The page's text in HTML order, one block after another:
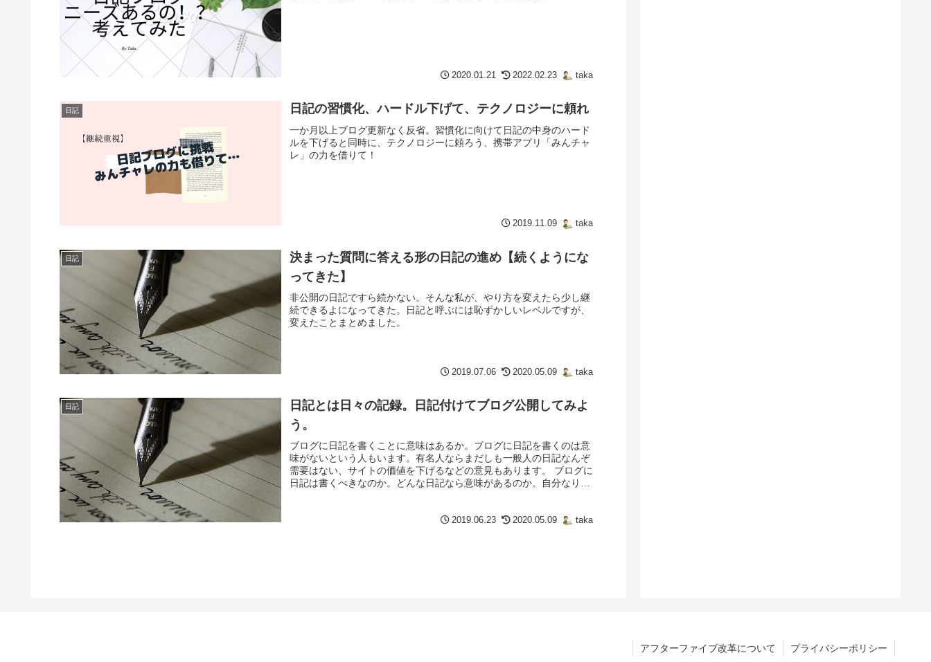
2020.01.21 2022.02.23 taka
日記 日記の習慣化、ハードル下げて、テクノロジーに頼れ
一か月以上ブログ更新なく反省。習慣化に向けて日記の中身のハード
ルを下げると同時に、テクノロジーに頼ろう、携帯アプリ「みんチャ
レ」の力を借りて！
2019.11.09 taka
日記
決まった質問に答える形の日記の進め【続くようにな
ってきた】
非公開の日記ですら続かない。そんな私が、やり方を変えたら少し継
続できるよになってきた。日記と呼ぶには恥ずかしいレベルですが、
変えたことまとめました。
2019.07.06 2020.05.09 taka
日記
日記とは日々の記録。日記付けてブログ公開してみよ
う。
ブログに日記を書くことに意味はあるか。ブログに日記を書くのは意
味がないという人もいます。有名人ならまだしも一般人の日記なんぞ
需要はない、サイトの価値を下げるなどの意見もあります。 ブログに
日記は書くべきなのか。どんな日記なら意味があるのか。自分なりの
2019.06.23 2020.05.09 taka
アフターファイブ改革について プライバシーポリシー